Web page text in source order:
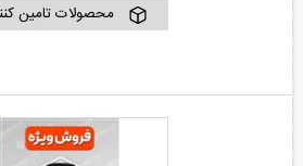
محصولات تامین